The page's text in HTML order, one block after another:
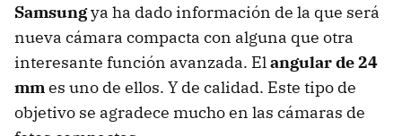
Samsungya ha dado información de la que será
nueva cámara compacta con alguna que otra
interesante función avanzada. Elangular de 24
mmes uno de ellos. Y de calidad. Este tipo de
objetivo se agradece mucho en las cámaras de